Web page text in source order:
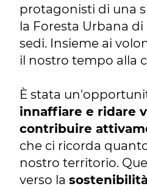
protagonisti di una
la Foresta Urbana
sedi. Insieme ai
il nostro tempo alla
È stata
innaffiare e ridare
contribuire
che ci ricorda
nostro territorio.
verso la sostenibilità